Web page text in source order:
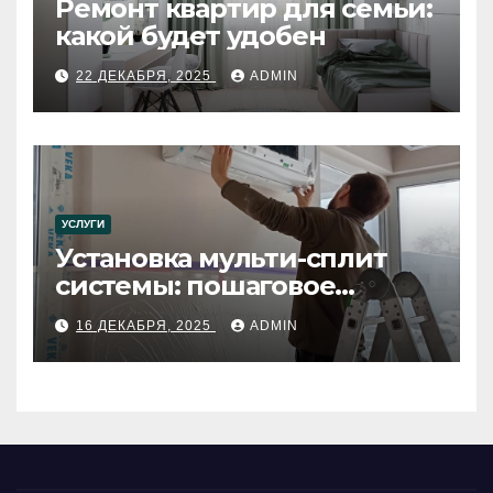
Ремонт квартир для семьи:
какой будет удобен
22 ДЕКАБРЯ, 2025 ADMIN
УСЛУГИ
Установка мульти-сплит
системы: пошаговое
руководство
16 ДЕКАБРЯ, 2025 ADMIN